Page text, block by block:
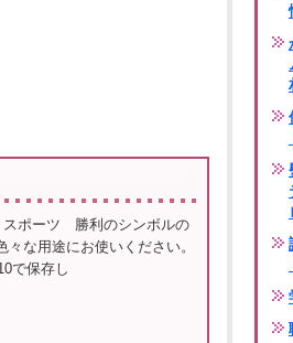
スポーツ 勝利のシンボルの
な用途にお使いください。
で保存し